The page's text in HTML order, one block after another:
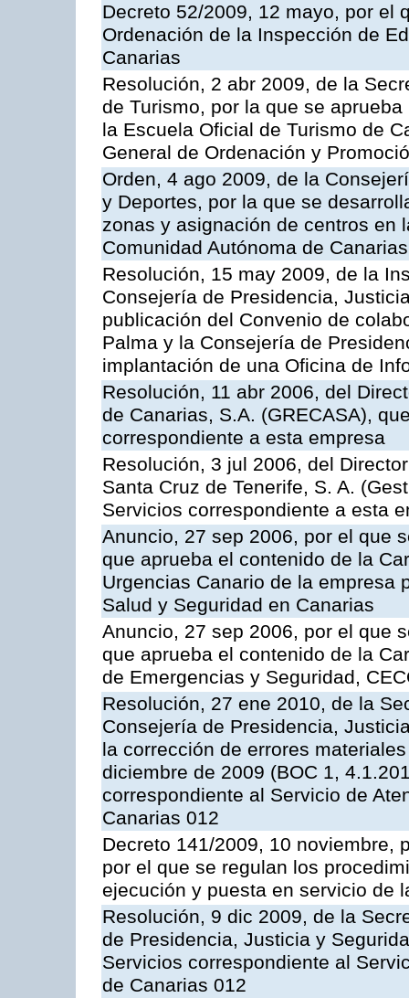
Decreto 52/2009, 12 mayo, por el
Ordenación de la Inspección de
Canarias
Resolución, 2 abr 2009, de la
de Turismo, por la que se
la Escuela Oficial de Turismo de
General de Ordenación y
Orden, 4 ago 2009, de la
y Deportes, por la que se
zonas y asignación de centros en
Comunidad Autónoma de Canarias
Resolución, 15 may 2009, de la
Consejería de Presidencia,
publicación del Convenio de
Palma y la Consejería de
implantación de una Oficina de
Resolución, 11 abr 2006, del
de Canarias, S.A. (GRECASA),
correspondiente a esta empresa
Resolución, 3 jul 2006, del
Santa Cruz de Tenerife, S. A.
Servicios correspondiente a esta
Anuncio, 27 sep 2006, por el que
que aprueba el contenido de la
Urgencias Canario de la empresa
Salud y Seguridad en Canarias
Anuncio, 27 sep 2006, por el que
que aprueba el contenido de la
de Emergencias y Seguridad,
Resolución, 27 ene 2010, de la
Consejería de Presidencia,
la corrección de errores
diciembre de 2009 (BOC 1,
correspondiente al Servicio de
Canarias 012
Decreto 141/2009, 10 noviembre,
por el que se regulan los
ejecución y puesta en servicio de
Resolución, 9 dic 2009, de la
de Presidencia, Justicia y
Servicios correspondiente al
de Canarias 012